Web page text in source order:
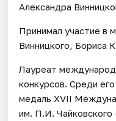
Александра
Принимал участие в
Винницкого, Бориса
Лауреат
конкурсов. Среди
медаль XVII
им. П.И.